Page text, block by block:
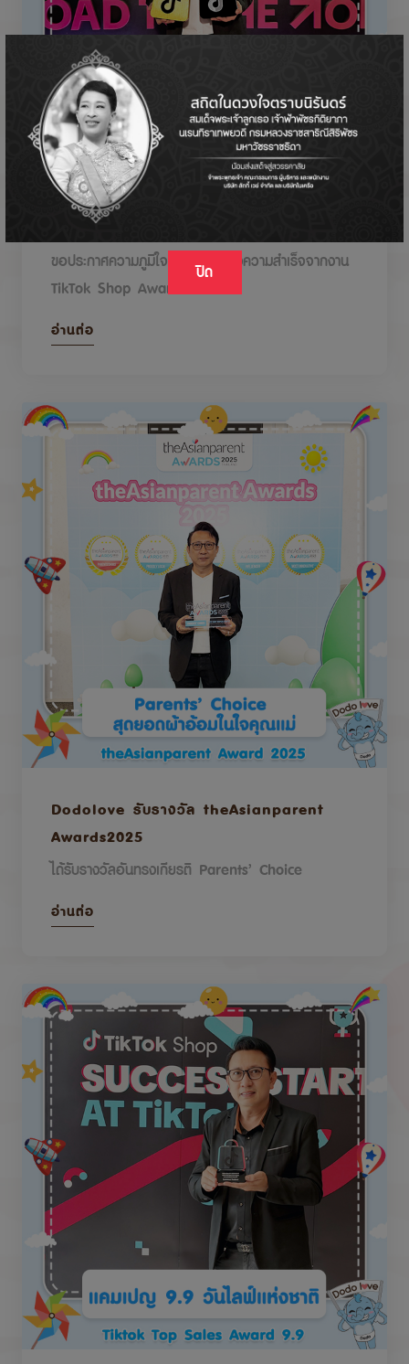
ปิด
DODOLOVE รับรางวัลในงาน TikTok Shop
Awards 2026
ขอประกาศความภูมิใจกับรางวัลแห่งความสำเร็จจากงาน
TikTok Shop Awards 2026
อ่านต่อ
Dodolove รับรางวัล theAsianparent
Awards2025
ได้รับรางวัลอันทรงเกียรติ Parents’ Choice
อ่านต่อ